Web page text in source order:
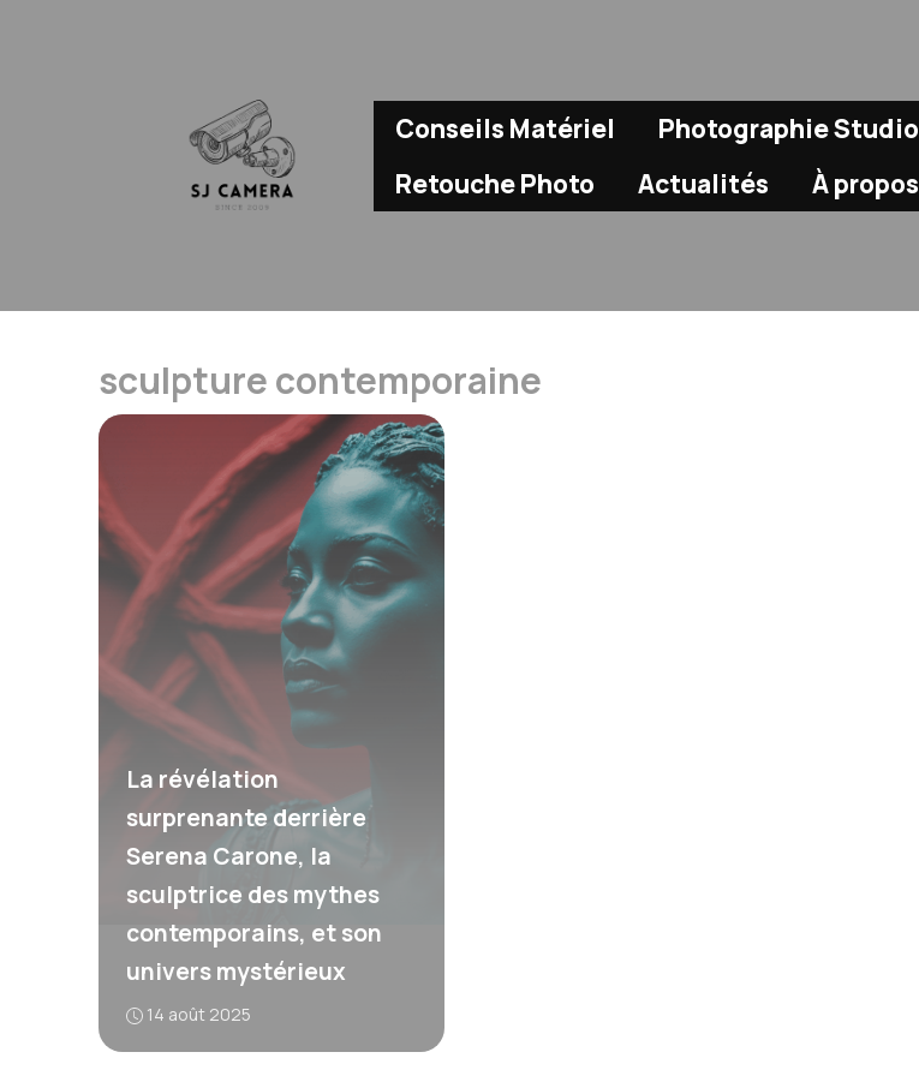
Conseils Matériel Photographie Studio
Retouche Photo
Actualités À propos
sculpture contemporaine
La révélation
surprenante derrière
Serena Carone, la
sculptrice des mythes
contemporains, et son
univers mystérieux
14 août 2025